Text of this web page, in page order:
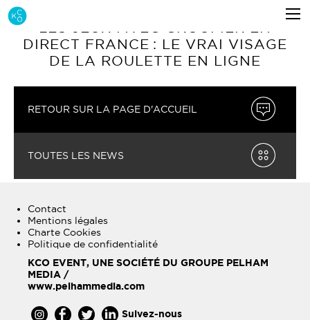
DIRECT FRANCE : LE VRAI VISAGE
DE LA ROULETTE EN LIGNE
RETOUR SUR LA PAGE D'ACCUEIL
TOUTES LES NEWS
Contact
Mentions légales
Charte Cookies
Politique de confidentialité
KCO EVENT, UNE SOCIÉTÉ DU GROUPE PELHAM
MEDIA /
www.pelhammedia.com
Suivez-nous